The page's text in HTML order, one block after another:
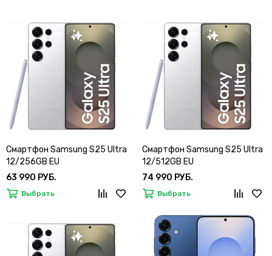
Смартфон Samsung S25 Ultra
12/256GB EU
63 990 РУБ.
Выбрать
Смартфон Samsung S25 Ultra
12/512GB EU
74 990 РУБ.
Выбрать